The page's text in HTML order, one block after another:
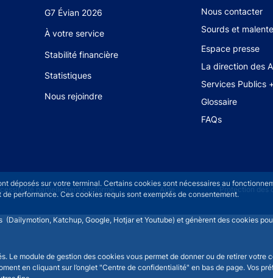
déposés sur votre terminal. Certains cookies sont nécessaires au
performance. Ces cookies requis sont exemptés de consentement.
Katchup, Google, Hotjar et Youtube) et génèrent des cookies
Le module de gestion des cookies vous permet de donner ou de retirer votre
en cliquant sur l’onglet "Centre de confidentialité" en bas de page. Vos
G7 Évian 2026
À votre service
Stabilité financière
Statistiques
Nous rejoindre
Footer secondary
Nous contacter
Sourds et
Espace presse
La direction des
Services Publics +
Glossaire
FAQs
partiellement conforme Aide Protection des